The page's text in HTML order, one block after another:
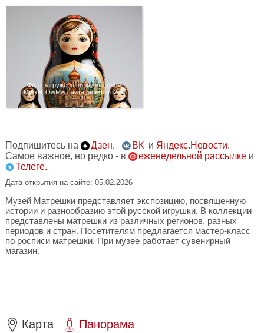
Фото загружено пользователем
MjAxN jQwMw сайта peterburg2.ru
Подпишитесь на Дзен, ВК и Яндекс.Новости.
Самое важное, но редко - в
еженедельной рассылке и
Телеге.
Дата открытия на сайте: 05.02.2026
Музей Матрешки представляет экспозицию, посвященную
истории и разнообразию этой русской игрушки. В коллекции
представлены матрешки из различных регионов, разных
периодов и стран. Посетителям предлагается мастер-класс
по росписи матрешки. При музее работает сувенирный
магазин.
Карта Панорама